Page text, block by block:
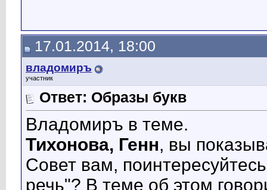
17.01.2014, 18:00
владомиръ
участник
Ответ: Образы букв
Владомиръ в теме.
Тихонова, Генн, вы
Совет вам,
речь"? В теме об этом